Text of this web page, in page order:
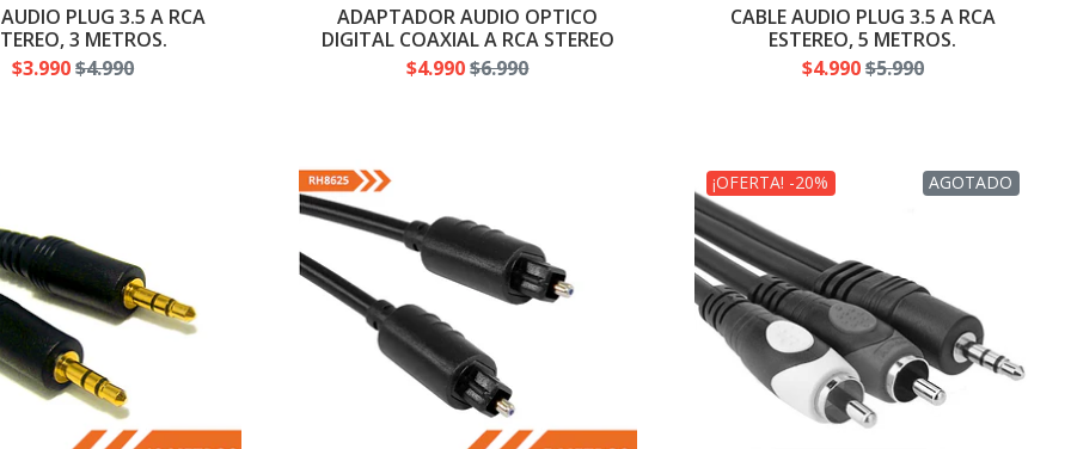
PLUG 3.5 A RCA
3 METROS.
$3.990$4.990
ADAPTADOR AUDIO OPTICO
DIGITAL COAXIAL A RCA STEREO
$4.990 $6.990
CABLE AUDIO PLUG 3.5 A RCA
ESTEREO, 5 METROS.
$4.990$5.990
AGOTADO
¡OFERTA! -20%